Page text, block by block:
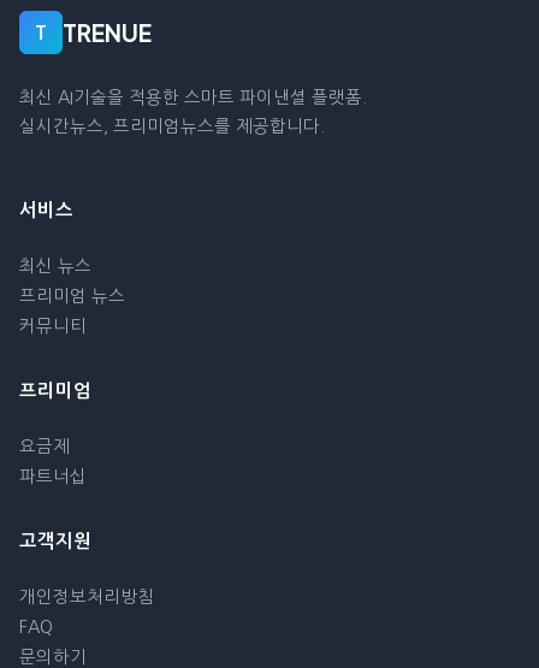
T TRENUE
최신 AI기술을 적용한 스마트 파이낸셜 플랫폼.
실시간뉴스, 프리미엄뉴스를 제공합니다.
서비스
최신 뉴스
프리미엄 뉴스
커뮤니티
프리미엄
요금제
파트너십
고객지원
개인정보처리방침
FAQ
문의하기